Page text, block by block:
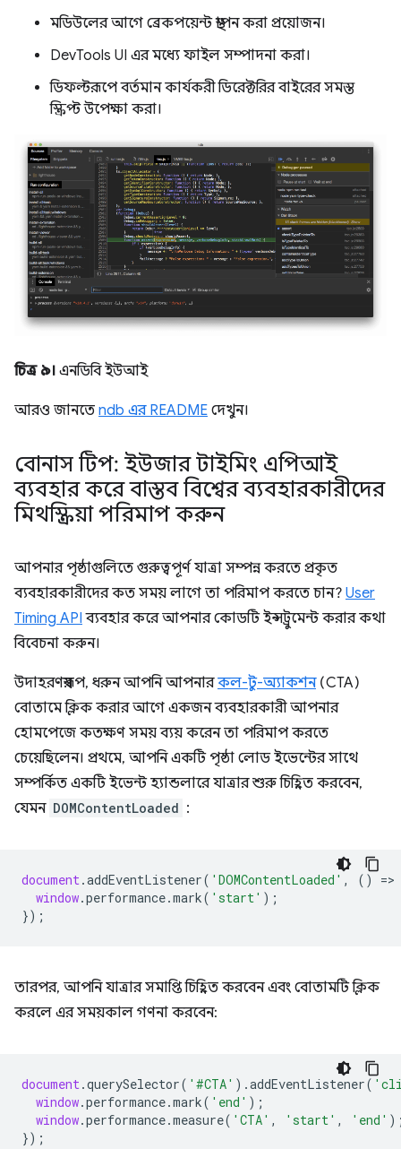
মডিউলের আগে ব্রেকপয়েন্ট স্থাপন করা প্রয়োজন।
DevTools UI এর মধ্যে ফাইল সম্পাদনা করা।
ডিফল্টরূপে বর্তমান কার্যকরী ডিরেক্টরির বাইরের সমস্ত
স্ক্রিপ্ট উপেক্ষা করা।
চিত্র ৯। এনডিবি ইউআই
আরও জানতে ndb এর README দেখুন।
বোনাস টিপ: ইউজার টাইমিং এপিআই
ব্যবহার করে বাস্তব বিশ্বের ব্যবহারকারীদের
মিথস্ক্রিয়া পরিমাপ করুন
আপনার পৃষ্ঠাগুলিতে গুরুত্বপূর্ণ যাত্রা সম্পন্ন করতে প্রকৃত
ব্যবহারকারীদের কত সময় লাগে তা পরিমাপ করতে চান? User
Timing API ব্যবহার করে আপনার কোডটি ইন্সট্রুমেন্ট করার কথা
বিবেচনা করুন।
উদাহরণস্বরূপ, ধরুন আপনি আপনারকল-টু-অ্যাকশন(CTA)
বোতামে ক্লিক করার আগে একজন ব্যবহারকারী আপনার
হোমপেজে কতক্ষণ সময় ব্যয় করেন তা পরিমাপ করতে
চেয়েছিলেন। প্রথমে, আপনি একটি পৃষ্ঠা লোড ইভেন্টের সাথে
সম্পর্কিত একটি ইভেন্ট হ্যান্ডলারে যাত্রার শুরু চিহ্নিত করবেন,
যেমন DOMContentLoaded :
document.addEventListener( 'DOMContentLoaded' , () =>
window.performance.mark( 'start' );
});
তারপর, আপনি যাত্রার সমাপ্তি চিহ্নিত করবেন এবং বোতামটি ক্লিক
করলে এর সময়কাল গণনা করবেন:
document.querySelector( '#CTA' ).addEventListener(
window.performance.mark( 'end' );
window.performance.measure( 'CTA' , 'start' , 'end'
});